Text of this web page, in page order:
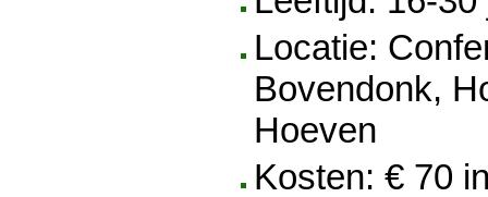
Locatie:
Bovendonk,
Hoeven
Kosten: € 70